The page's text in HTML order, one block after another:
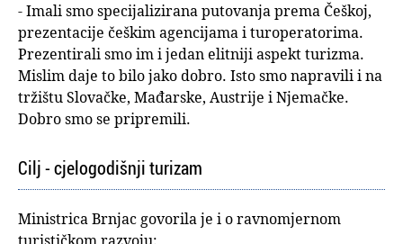
- Imali smo specijalizirana putovanja prema Češkoj,
prezentacije češkim agencijama i turoperatorima.
Prezentirali smo im i jedan elitniji aspekt turizma.
Mislim daje to bilo jako dobro. Isto smo napravili i na
tržištu Slovačke, Mađarske, Austrije i Njemačke.
Dobro smo se pripremili.
Cilj - cjelogodišnji turizam
Ministrica Brnjac govorila je i o ravnomjernom